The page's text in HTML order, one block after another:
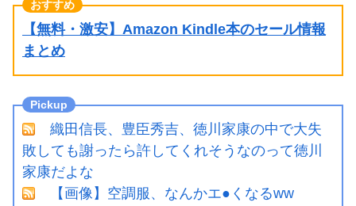
【無料・激安】Amazon Kindle本のセール情報
まとめ
織田信長、豊臣秀吉、徳川家康の中で大失
敗しても謝ったら許してくれそうなのって徳川
家康だよな
【画像】空調服、なんかエ●くなるww